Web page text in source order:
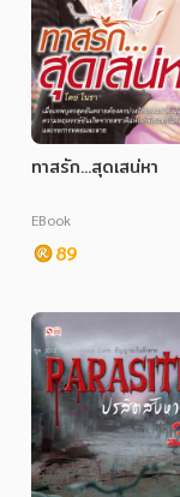
ทาสรัก...สุดเสน่หา
EBook
89